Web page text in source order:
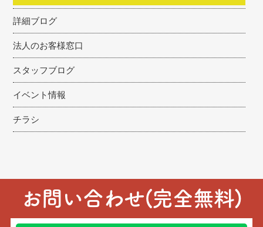
詳細ブログ
法人のお客様窓口
スタッフブログ
イベント情報
チラシ
お問い合わせ(完全無料)